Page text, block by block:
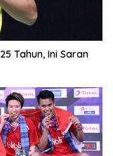
Tahun, Ini Saran